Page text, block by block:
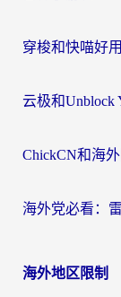
海外地区限制